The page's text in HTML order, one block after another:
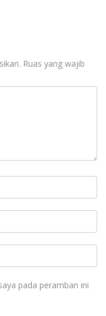
Ruas yang wajib
pada peramban ini